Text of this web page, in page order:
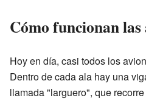
Cómo funcionan las
Hoy en día, casi todos los
Dentro de cada ala hay una
llamada "larguero", que